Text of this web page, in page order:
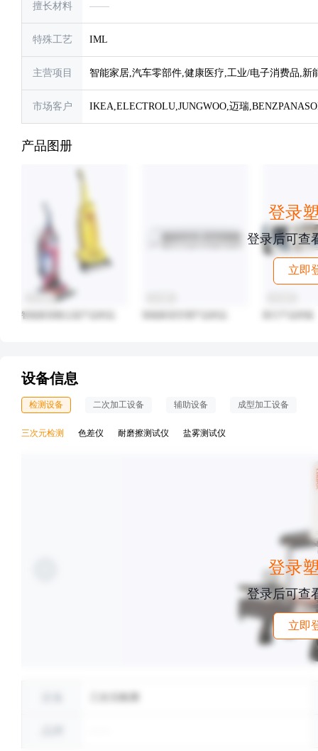
擅长材料 ——
特殊工艺 IML
主营项目 智能家居,汽车零部件,健康医疗,工业/电子消费品,新
市场客户 IKEA,ELECTROLU,JUNGWOO,迈瑞
产品图册
智能家居吸尘器产品样品
登录
登录后可查
立即
设备信息
检测设备 二次加工设备 辅助设备 成型加工设备
三次元检测 色差仪 耐磨擦测试仪 盐雾测试仪
登录
登录后可查
立即